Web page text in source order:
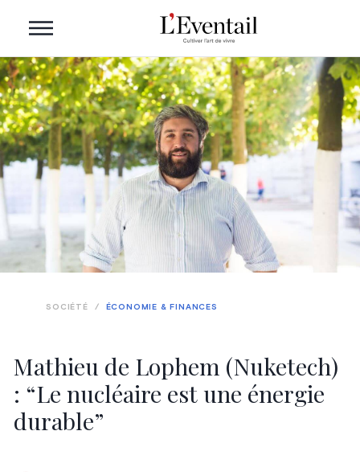
Mathieu de Lophem (Nuketech)
: “Le nucléaire est une énergie
durable”
SOCIÉTÉ / ÉCONOMIE & FINANCES